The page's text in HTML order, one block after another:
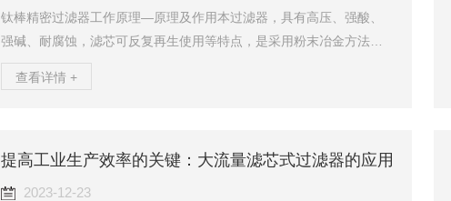
钛棒精密过滤器工作原理—原理及作用本过滤器，具有高压、强酸、
强碱、耐腐蚀，滤芯可反复再生使用等特点，是采用粉末冶金方法将
用于食品、饮料、医药、化工等行业的液固分离，在制药行业尤其适
洗方便。钛棒精密过滤器工作原理—使用注意事项1.避免划伤碰撞，灰
查看详情 +
提高工业生产效率的关键：大流量滤芯式过滤器的应用
2023-12-23